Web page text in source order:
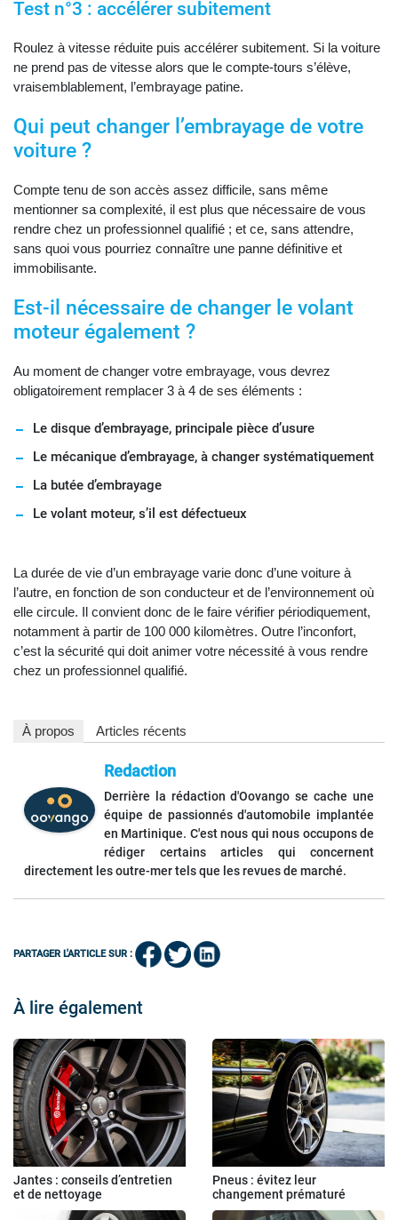
Test n°3 : accélérer subitement
Roulez à vitesse réduite puis accélérer subitement. Si la voiture
ne prend pas de vitesse alors que le compte-tours s’élève,
vraisemblablement, l’embrayage patine.
Qui peut changer l’embrayage de votre
voiture ?
Compte tenu de son accès assez difficile, sans même
mentionner sa complexité, il est plus que nécessaire de vous
rendre chez un professionnel qualifié ; et ce, sans attendre,
sans quoi vous pourriez connaître une panne définitive et
immobilisante.
Est-il nécessaire de changer le volant
moteur également ?
Au moment de changer votre embrayage, vous devrez
obligatoirement remplacer 3 à 4 de ses éléments :
Le disque d’embrayage, principale pièce d’usure
Le mécanique d’embrayage, à changer systématiquement
La butée d’embrayage
Le volant moteur, s’il est défectueux
La durée de vie d’un embrayage varie donc d’une voiture à
l’autre, en fonction de son conducteur et de l’environnement où
elle circule. Il convient donc de le faire vérifier périodiquement,
notamment à partir de 100 000 kilomètres. Outre l’inconfort,
c’est la sécurité qui doit animer votre nécessité à vous rendre
chez un professionnel qualifié.
À propos Articles récents
Redaction
Derrière la rédaction d'Oovango se cache une
équipe de passionnés d'automobile implantée
en Martinique. C'est nous qui nous occupons de
rédiger certains articles qui concernent
directement les outre-mer tels que les revues de marché.
PARTAGER L'ARTICLE SUR :
À lire également
Jantes : conseils d’entretien
et de nettoyage
Pneus : évitez leur
changement prématuré